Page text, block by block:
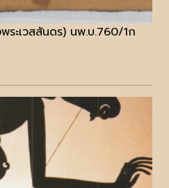
ระเวสสันดร) นพ.บ.760/1ก